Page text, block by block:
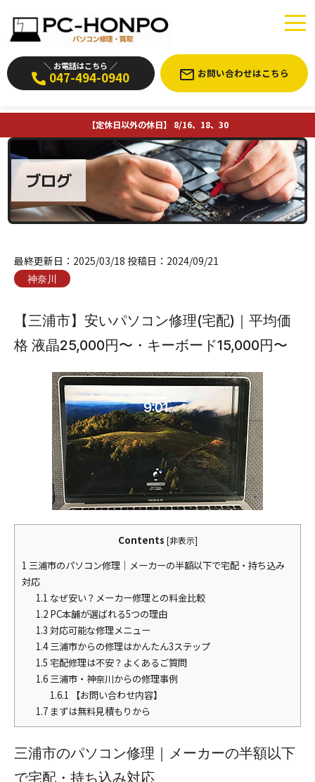
＼ お電話はこちら ／
047-494-0940 お問い合わせはこちら
【定休日以外の休日】 8/16、18、30
ブログ
最終更新日： 2025/03/18 投稿日： 2024/09/21
神奈川
【三浦市】安いパソコン修理(宅配)｜平均価
格 液晶25,000円〜・キーボード15,000円〜
Contents [非表示]
1 三浦市のパソコン修理｜メーカーの半額以下で宅配・持ち込み
対応
1.1 なぜ安い？メーカー修理との料金比較
1.2PC本舗が選ばれる5つの理由
1.3 対応可能な修理メニュー
1.4三浦市からの修理はかんたん3ステップ
1.5 宅配修理は不安？よくあるご質問
1.6三浦市・神奈川からの修理事例
1.6.1 【お問い合わせ内容】
1.7まずは無料見積もりから
三浦市のパソコン修理｜メーカーの半額以下
で宅配・持ち込み対応